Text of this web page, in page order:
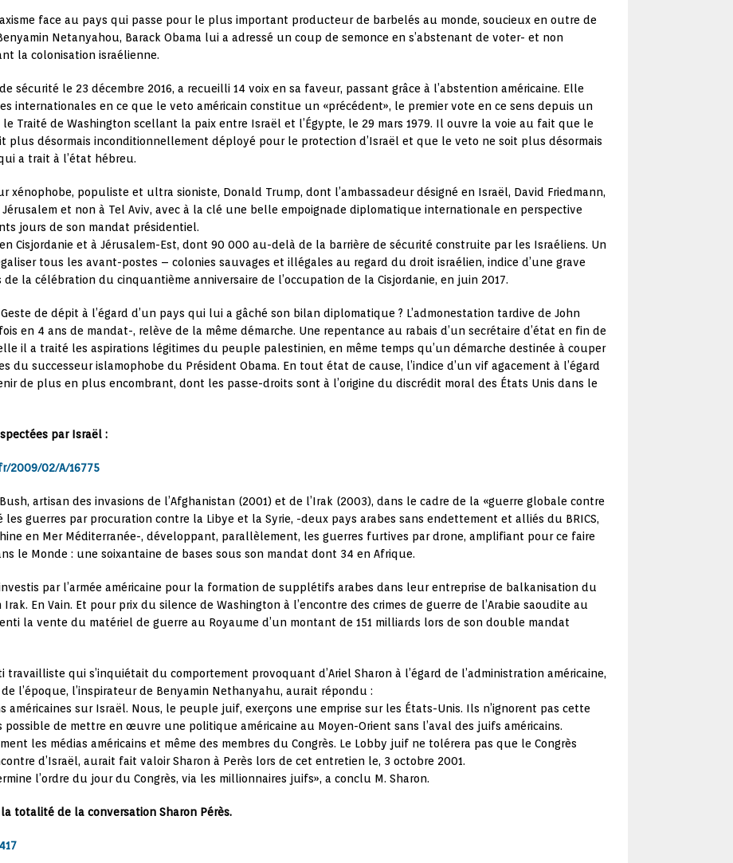
face au pays qui passe pour le plus important producteur de barbelés au monde, soucieux en outre de
Netanyahou, Barack Obama lui a adressé un coup de semonce en s’abstenant de voter- et non
la colonisation israélienne.
sécurité le 23 décembre 2016, a recueilli 14 voix en sa faveur, passant grâce à l’abstention américaine. Elle
internationales en ce que le veto américain constitue un «précédent», le premier vote en ce sens depuis un
Traité de Washington scellant la paix entre Israël et l’Égypte, le 29 mars 1979. Il ouvre la voie au fait que le
plus désormais inconditionnellement déployé pour le protection d’Israël et que le veto ne soit plus désormais
a trait à l’état hébreu.
xénophobe, populiste et ultra sioniste, Donald Trump, dont l’ambassadeur désigné en Israël, David Friedmann,
et non à Tel Aviv, avec à la clé une belle empoignade diplomatique internationale en perspective
jours de son mandat présidentiel.
Cisjordanie et à Jérusalem-Est, dont 90 000 au-delà de la barrière de sécurité construite par les Israéliens. Un
tous les avant-postes – colonies sauvages et illégales au regard du droit israélien, indice d’une grave
la célébration du cinquantième anniversaire de l’occupation de la Cisjordanie, en juin 2017.
Geste de dépit à l’égard d’un pays qui lui a gâché son bilan diplomatique ? L’admonestation tardive de John
en 4 ans de mandat-, relève de la même démarche. Une repentance au rabais d’un secrétaire d’état en fin de
il a traité les aspirations légitimes du peuple palestinien, en même temps qu’un démarche destinée à couper
du successeur islamophobe du Président Obama. En tout état de cause, l’indice d’un vif agacement à l’égard
de plus en plus encombrant, dont les passe-droits sont à l’origine du discrédit moral des États Unis dans le
par Israël :
2009/02/A/16775
artisan des invasions de l’Afghanistan (2001) et de l’Irak (2003), dans le cadre de la «guerre globale contre
les guerres par procuration contre la Libye et la Syrie, -deux pays arabes sans endettement et alliés du BRICS,
en Mer Méditerranée-, développant, parallèlement, les guerres furtives par drone, amplifiant pour ce faire
le Monde : une soixantaine de bases sous son mandat dont 34 en Afrique.
par l’armée américaine pour la formation de supplétifs arabes dans leur entreprise de balkanisation du
En Vain. Et pour prix du silence de Washington à l’encontre des crimes de guerre de l’Arabie saoudite au
la vente du matériel de guerre au Royaume d’un montant de 151 milliards lors de son double mandat
travailliste qui s’inquiétait du comportement provoquant d’Ariel Sharon à l’égard de l’administration américaine,
l’époque, l’inspirateur de Benyamin Nethanyahu, aurait répondu :
américaines sur Israël. Nous, le peuple juif, exerçons une emprise sur les États-Unis. Ils n’ignorent pas cette
de mettre en œuvre une politique américaine au Moyen-Orient sans l’aval des juifs américains.
les médias américains et même des membres du Congrès. Le Lobby juif ne tolérera pas que le Congrès
d’Israël, aurait fait valoir Sharon à Perès lors de cet entretien le, 3 octobre 2001.
l’ordre du jour du Congrès, via les millionnaires juifs», a conclu M. Sharon.
totalité de la conversation Sharon Pérès.